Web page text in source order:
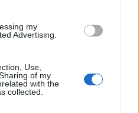
my
Advertising.
Use,
of my
with the
collected.
άρπαξαν 15.000 ευρώ από